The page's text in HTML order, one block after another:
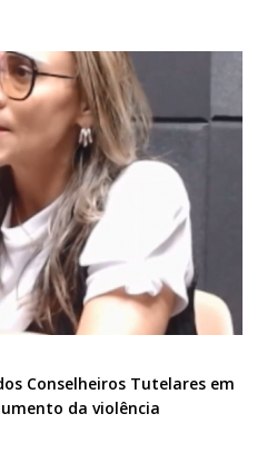
Conselheiros Tutelares em
da violência